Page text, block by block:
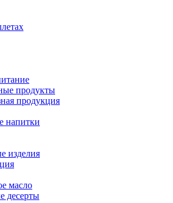
продукты
продукция
напитки
изделия
масло
десерты